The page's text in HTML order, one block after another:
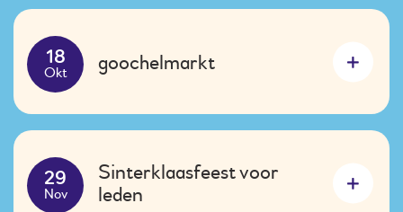
18
Okt goochelmarkt
29
Nov
Sinterklaasfeest voor
leden